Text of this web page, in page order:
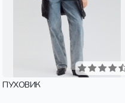
ПУХОВИК